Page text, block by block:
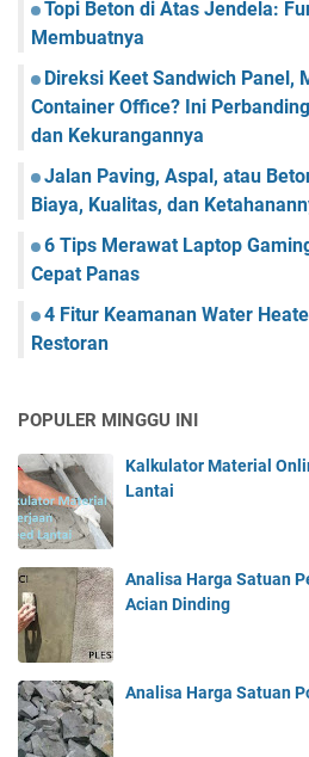
Topi Beton di Atas Jendela:
Membuatnya
Direksi Keet Sandwich Panel,
Container Office? Ini
dan Kekurangannya
Jalan Paving, Aspal, atau
Biaya, Kualitas, dan
6 Tips Merawat Laptop
Cepat Panas
4 Fitur Keamanan Water
Restoran
POPULER MINGGU INI
Kalkulator Material
Lantai
Analisa Harga Satuan
Acian Dinding
Analisa Harga Satuan